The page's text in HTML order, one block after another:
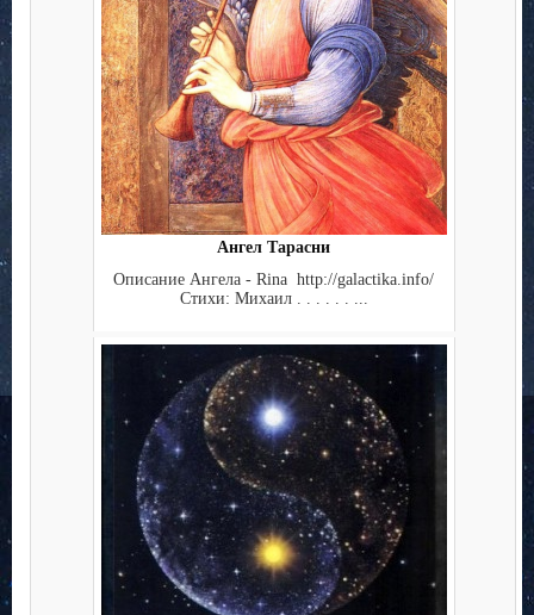
Ангел Тарасни
Описание Ангела - Rina http://galactika.info/
Стихи: Михаил . . . . . . ...